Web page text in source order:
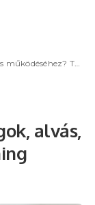
alvás, mozgás és mentális tréning
alvás,